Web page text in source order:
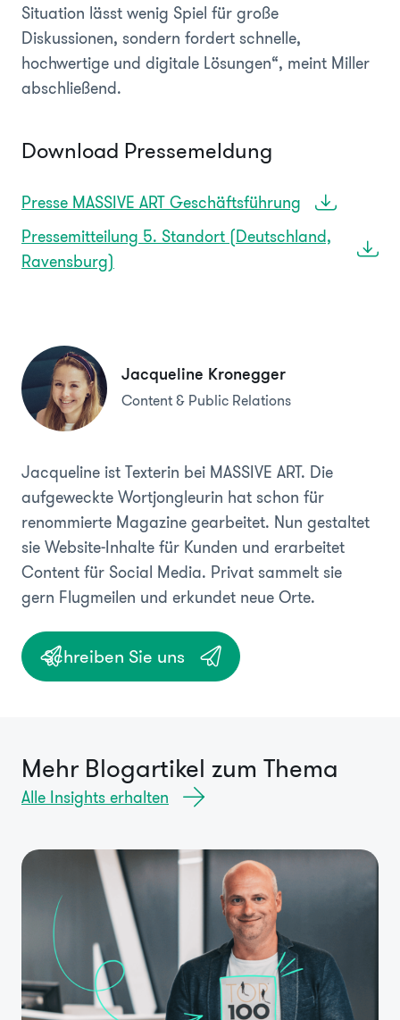
Situation lässt wenig Spiel für große
Diskussionen, sondern fordert schnelle,
hochwertige und digitale Lösungen“, meint Miller
abschließend.
Download Pressemeldung
Presse MASSIVE ART Geschäftsführung
Pressemitteilung 5. Standort (Deutschland,
Ravensburg)
Jacqueline Kronegger
Content & Public Relations
Jacqueline ist Texterin bei MASSIVE ART. Die
aufgeweckte Wortjongleurin hat schon für
renommierte Magazine gearbeitet. Nun gestaltet
sie Website-Inhalte für Kunden und erarbeitet
Content für Social Media. Privat sammelt sie
gern Flugmeilen und erkundet neue Orte.
Schreiben Sie uns
Mehr Blogartikel zum Thema
Alle Insights erhalten